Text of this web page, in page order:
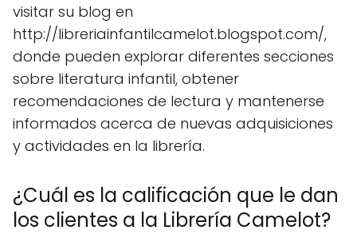
visitar su blog en
http://libreriainfantilcamelot.blogspot.com/,
donde pueden explorar diferentes secciones
sobre literatura infantil, obtener
recomendaciones de lectura y mantenerse
informados acerca de nuevas adquisiciones
y actividades en la librería.
¿Cuál es la calificación que le dan
los clientes a la Librería Camelot?